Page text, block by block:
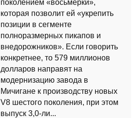
поколением «восьмерки»,
которая позволит ей «укрепить
позиции в сегменте
полноразмерных пикапов и
внедорожников». Если говорить
конкретнее, то 579 миллионов
долларов направят на
модернизацию завода в
Мичигане к производству новых
V8 шестого поколения, при этом
выпуск 3,0-ли...